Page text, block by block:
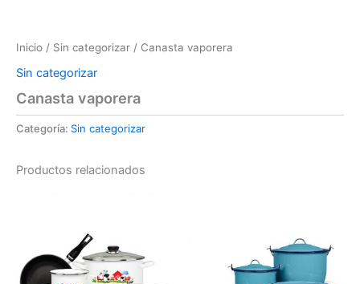
Inicio / Sin categorizar / Canasta vaporera
Sin categorizar
Canasta vaporera
Categoría: Sin categorizar
Productos relacionados